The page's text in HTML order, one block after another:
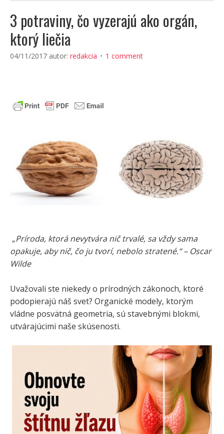
3 potraviny, čo vyzerajú ako orgán,
ktorý liečia
04/11/2017 autor: redakcia 1 comment
„Príroda, ktorá nevytvára nič trvalé, sa vždy sama
opakuje, aby nič, čo ju tvorí, nebolo stratené.“ – Oscar
Wilde
Uvažovali ste niekedy o prírodných zákonoch, ktoré
podopierajú náš svet? Organické modely, ktorým
vládne posvätná geometria, sú stavebnými blokmi,
utvárajúcimi naše skúsenosti.